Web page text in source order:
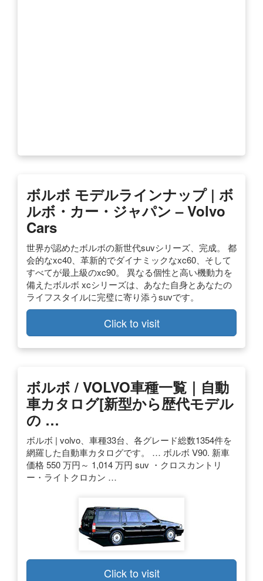
ボルボ モデルラインナップ | ボ
ルボ・カー・ジャパン – Volvo
Cars
世界が認めたボルボの新世代suvシリーズ、完成。 都
会的なxc40、革新的でダイナミックなxc60、そして
すべてが最上級のxc90。 異なる個性と高い機動力を
備えたボルボ xcシリーズは、あなた自身とあなたの
ライフスタイルに完璧に寄り添うsuvです。
Click to visit
ボルボ / VOLVO車種一覧｜自動
車カタログ[新型から歴代モデル
の …
ボルボ | volvo、車種33台、各グレード総数1354件を
網羅した自動車カタログです。 … ボルボ V90. 新車
価格 550 万円～ 1,014 万円 suv ・クロスカントリ
ー・ライトクロカン …
Click to visit